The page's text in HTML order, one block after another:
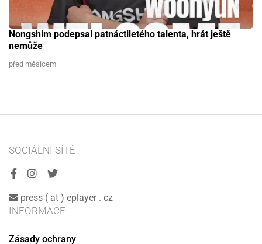
Nongshim podepsal patnáctiletého talenta, hrát ještě
nemůže
před měsícem
SOCIÁLNÍ SÍTĚ
press ( at ) eplayer . cz
INFORMACE
Zásady ochrany